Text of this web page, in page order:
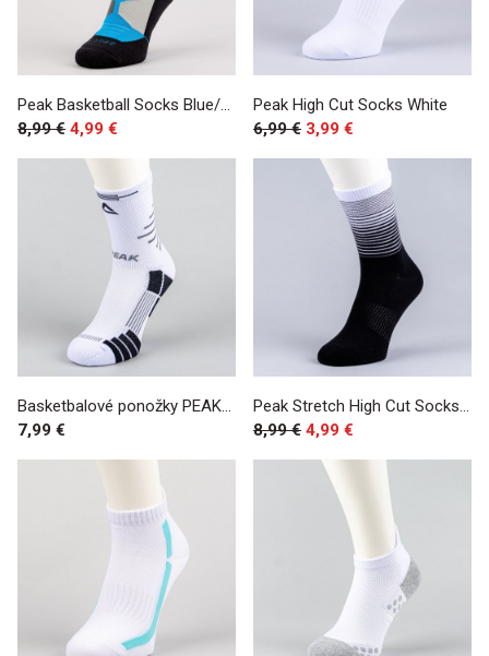
Peak Basketball Socks Blue/Black
8,99 € 4,99 €
Peak High Cut Socks White
6,99 € 3,99 €
Basketbalové ponožky PEAK Andrew Wiggins WHITE
7,99 €
Peak Stretch High Cut Socks Black
8,99 € 4,99 €